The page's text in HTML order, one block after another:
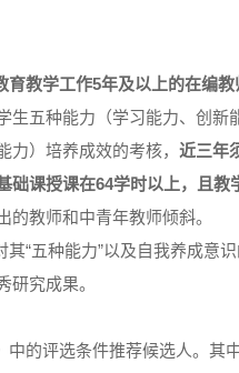
育教学工作5年及以上的在编教
生五种能力（学习能力、创新
）培养成效的考核， 近三年
础课授课在64学时以上，且教
教师和中青年教师倾斜。
其“五种能力”以及自我养成意
研究成果。
中的评选条件推荐候选人。其